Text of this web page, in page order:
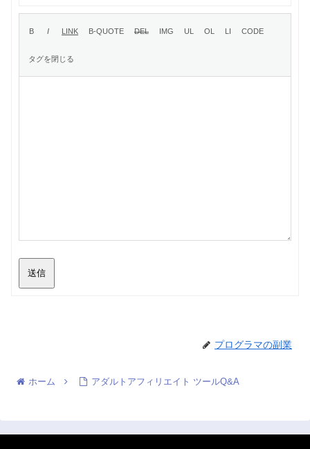
送信
プログラマの副業
ホーム アダルトアフィリエイト ツールQ&A